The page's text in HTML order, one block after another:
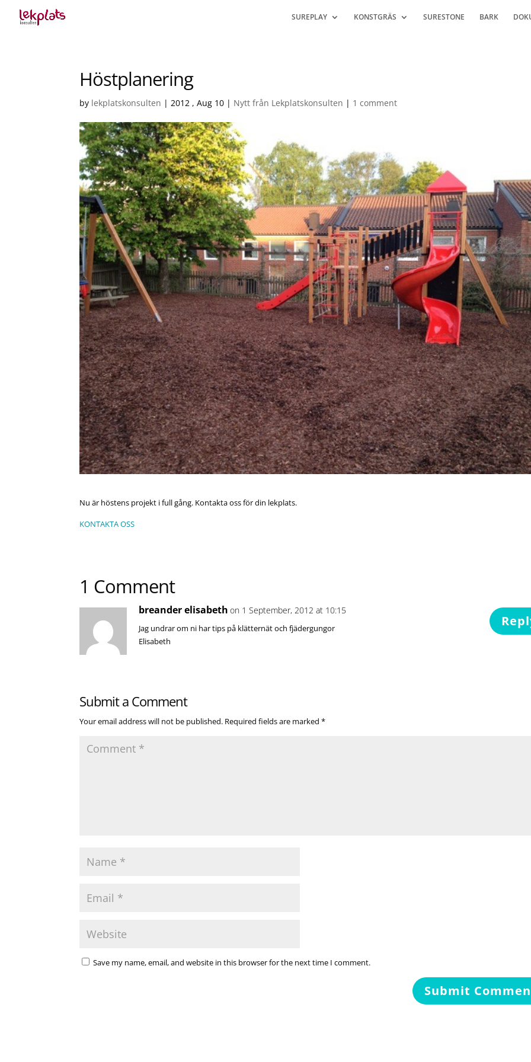
SUREPLAY KONSTGRÄS SURESTONE BARK
Höstplanering
by lekplatskonsulten |2012 , Aug 10 | Nytt från Lekplatskonsulten | 1 comment
Nu är höstens projekt i full gång. Kontakta oss för din lekplats.
KONTAKTA OSS
1 Comment
breander elisabeth on 1 September, 2012 at 10:15
Jag undrar om ni har tips på klätternät och fjädergungor
Elisabeth
Submit a Comment
Your email address will not be published. Required fields are marked*
Save my name, email, and website in this browser for the next time I comment.